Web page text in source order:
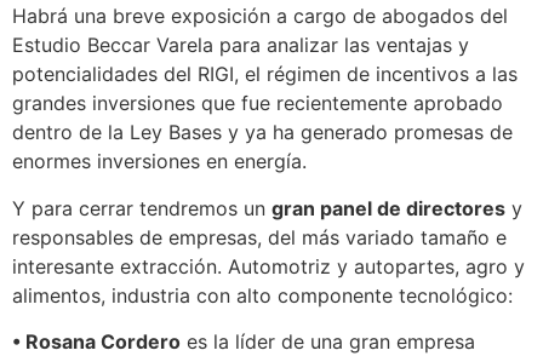
Habrá una breve exposición a cargo de abogados del
Estudio Beccar Varela para analizar las ventajas y
potencialidades del RIGI, el régimen de incentivos a las
grandes inversiones que fue recientemente aprobado
dentro de la Ley Bases y ya ha generado promesas de
enormes inversiones en energía.
Y para cerrar tendremos un gran panel de directores y
responsables de empresas, del más variado tamaño e
interesante extracción. Automotriz y autopartes, agro y
alimentos, industria con alto componente tecnológico:
• Rosana Cordero es la líder de una gran empresa